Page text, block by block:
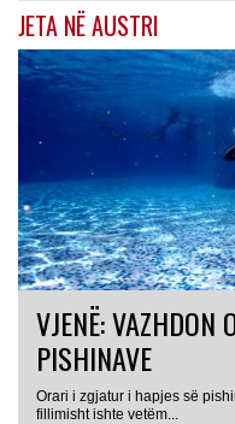
JETA NË AUSTRI
VJENË: VAZHDON
PISHINAVE
Orari i zgjatur i hapjes së
fillimisht ishte vetëm...